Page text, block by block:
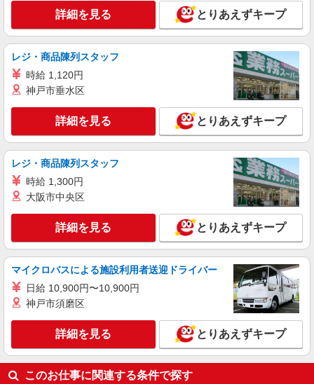
詳細を見る
派遣社員
株式会社kotrio /●SW-H1-2098875
六町駅＊サ高住＊シフト融通が利くため子育て
時給2400円〜3000円 ＜日払い有/週払い有/交
通費全支給(ガソリン代含む)＞
足立区 ※最寄り駅：六町
キープ 詳細を見る
詳細を見る とりあえずキープ
レジ・商品陳列スタッフ
時給 1,120円
神戸市垂水区
詳細を見る とりあえずキープ
レジ・商品陳列スタッフ
時給 1,300円
大阪市中央区
詳細を見る とりあえずキープ
マイクロバスによる施設利用者送迎ドライバー
日給 10,900円〜10,900円
神戸市須磨区
詳細を見る とりあえずキープ
このお仕事に関連する条件で探す